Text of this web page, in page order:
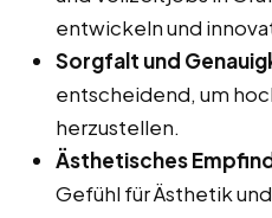
entwickeln und
Sorgfalt und
entscheidend, um
herzustellen.
Ästhetisches
Gefühl für Ästhetik